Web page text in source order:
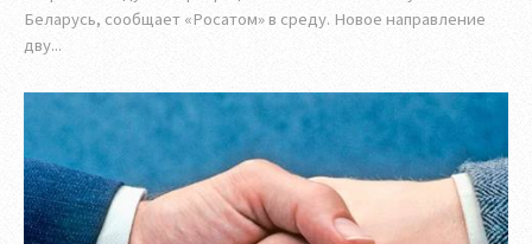
Беларусь, сообщает «Росатом» в среду. Новое направление
дву...